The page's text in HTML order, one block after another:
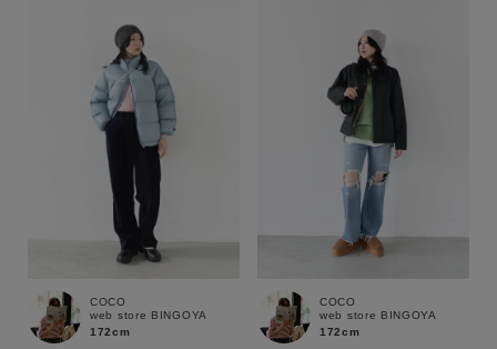
COCO
web store BINGOYA
172cm
COCO
web store BINGOYA
172cm